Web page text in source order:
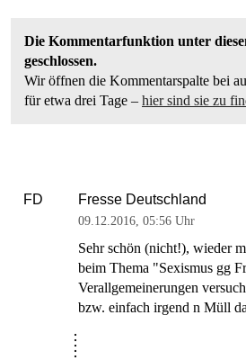
Die Kommentarfunktion unter
geschlossen.
Wir öffnen die Kommentarspalte bei
für etwa drei Tage – hier sind sie zu
FD Fresse Deutschland
09.12.2016, 05:56 Uhr
Sehr schön (nicht!), wieder
beim Thema "Sexismus gg
Verallgemeinerungen
bzw. einfach irgend n Müll